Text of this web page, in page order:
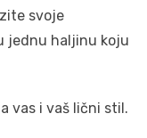
svoje
jednu haljinu koju
vas i vaš lični stil.